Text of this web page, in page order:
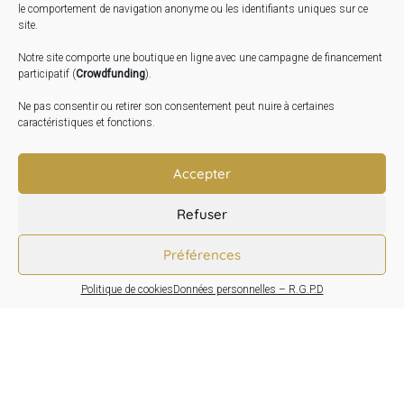
le comportement de navigation anonyme ou les identifiants uniques sur ce
site.
Notre site comporte une boutique en ligne avec une campagne de financement
participatif (Crowdfunding).
Ne pas consentir ou retirer son consentement peut nuire à certaines
caractéristiques et fonctions.
Accepter
Refuser
Préférences
Politique de cookiesDonnées personnelles – R.G.P.D
Expo « Mesures de lumière » du 19 Sept au 29 Nov.
Inauguration de la Grange : Le 17 Oct. 2026
Atelier Image : L’art au service de la santé mentale –
10 Oct. 2026